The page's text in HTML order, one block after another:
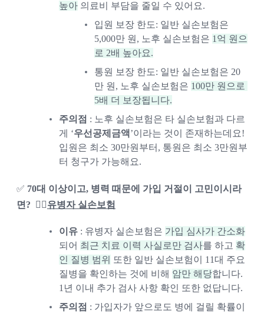
높아 의료비 부담을 줄일 수 있어요.
입원 보장 한도: 일반 실손보험은
5,000만 원, 노후 실손보험은 1억 원으
로 2배 높아요.
통원 보장 한도: 일반 실손보험은 20
만 원, 노후 실손보험은 100만 원으로
5배 더 보장됩니다.
주의점 : 노후 실손보험은 타 실손보험과 다르
게 ‘우선공제금액’이라는 것이 존재하는데요!
입원은 최소 30만원부터, 통원은 최소 3만원부
터 청구가 가능해요.
✅ 70대 이상이고, 병력 때문에 가입 거절이 고민이시라
면?  👉🏻유병자 실손보험
이유 : 유병자 실손보험은 가입 심사가 간소화
되어 최근 치료 이력 사실로만 검사를 하고 확
인 질병 범위 또한 일반 실손보험이 11대 주요
질병을 확인하는 것에 비해 암만 해당합니다.
1년 이내 추가 검사 사항 확인 또한 없답니다.
주의점 : 가입자가 앞으로도 병에 걸릴 확률이